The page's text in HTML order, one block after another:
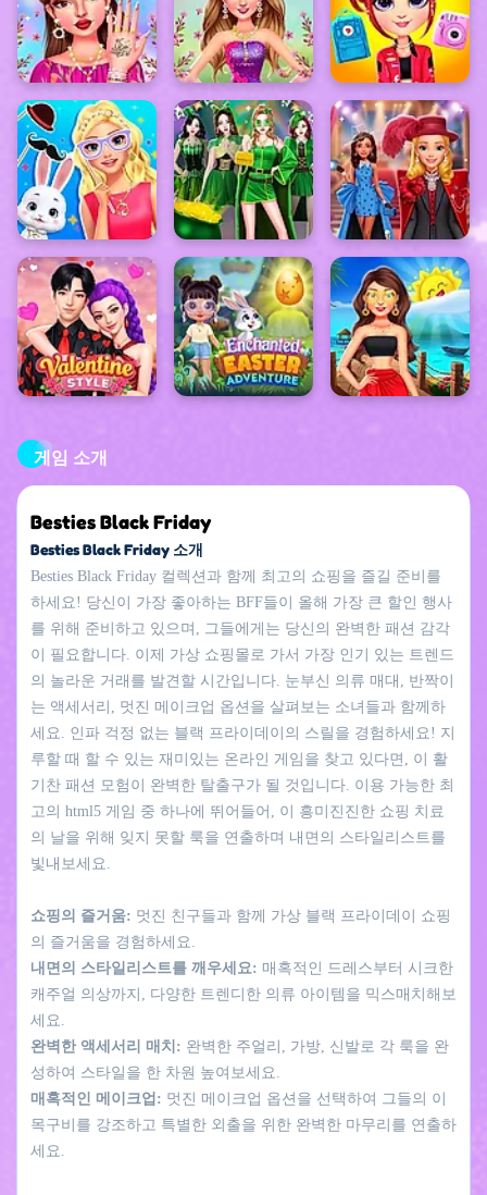
게임 소개
Besties Black Friday
Besties Black Friday 소개
Besties Black Friday 컬렉션과 함께 최고의 쇼핑을 즐길 준비를
하세요! 당신이 가장 좋아하는 BFF들이 올해 가장 큰 할인 행사
를 위해 준비하고 있으며, 그들에게는 당신의 완벽한 패션 감각
이 필요합니다. 이제 가상 쇼핑몰로 가서 가장 인기 있는 트렌드
의 놀라운 거래를 발견할 시간입니다. 눈부신 의류 매대, 반짝이
는 액세서리, 멋진 메이크업 옵션을 살펴보는 소녀들과 함께하
세요. 인파 걱정 없는 블랙 프라이데이의 스릴을 경험하세요! 지
루할 때 할 수 있는 재미있는 온라인 게임을 찾고 있다면, 이 활
기찬 패션 모험이 완벽한 탈출구가 될 것입니다. 이용 가능한 최
고의 html5 게임 중 하나에 뛰어들어, 이 흥미진진한 쇼핑 치료
의 날을 위해 잊지 못할 룩을 연출하며 내면의 스타일리스트를
빛내보세요.
쇼핑의 즐거움: 멋진 친구들과 함께 가상 블랙 프라이데이 쇼핑
의 즐거움을 경험하세요.
내면의 스타일리스트를 깨우세요: 매혹적인 드레스부터 시크한
캐주얼 의상까지, 다양한 트렌디한 의류 아이템을 믹스매치해보
세요.
완벽한 액세서리 매치: 완벽한 주얼리, 가방, 신발로 각 룩을 완
성하여 스타일을 한 차원 높여보세요.
매혹적인 메이크업: 멋진 메이크업 옵션을 선택하여 그들의 이
목구비를 강조하고 특별한 외출을 위한 완벽한 마무리를 연출하
세요.